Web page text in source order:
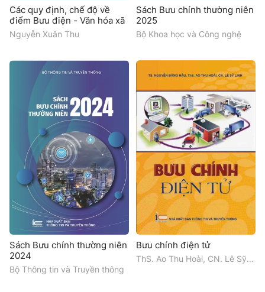
Các quy định, chế độ về
điểm Bưu điện - Văn hóa xã
Nguyễn Xuân Thu
Sách Bưu chính thường niên
2025
Bộ Khoa học và Công nghệ
Sách Bưu chính thường niên
2024
Bộ Thông tin và Truyền thông
Bưu chính điện tử
ThS. Ao Thu Hoài, CN. Lê Sỹ